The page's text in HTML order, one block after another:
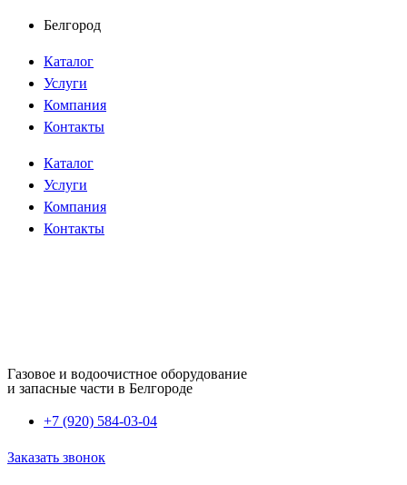
Перейти
содержимому
Белгород
Каталог
Услуги
Компания
Контакты
Каталог
Услуги
Компания
Контакты
Газовое и водоочистное оборудование
и запасные части в Белгороде
+7 (920) 584-03-04
Заказать звонок